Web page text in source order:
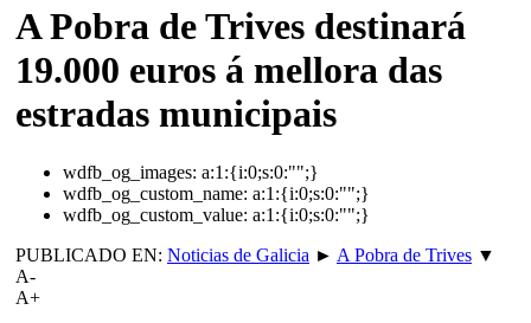
A Pobra de Trives destinará
19.000 euros á mellora das
estradas municipais
wdfb_og_images: a:1:{i:0;s:0:"";}
wdfb_og_custom_name: a:1:{i:0;s:0:"";}
wdfb_og_custom_value: a:1:{i:0;s:0:"";}
PUBLICADO EN: Noticias de Galicia ► A Pobra de Trives ▼
A-
A+